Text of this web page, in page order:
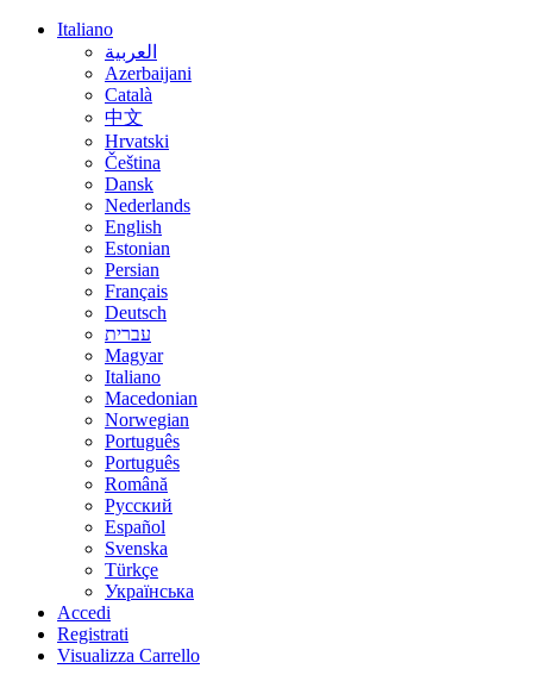
Italiano
العربية
Azerbaijani
Català
中文
Hrvatski
Čeština
Dansk
Nederlands
English
Estonian
Persian
Français
Deutsch
עברית
Magyar
Italiano
Macedonian
Norwegian
Português
Português
Română
Русский
Español
Svenska
Türkçe
Українська
Accedi
Registrati
Visualizza Carrello